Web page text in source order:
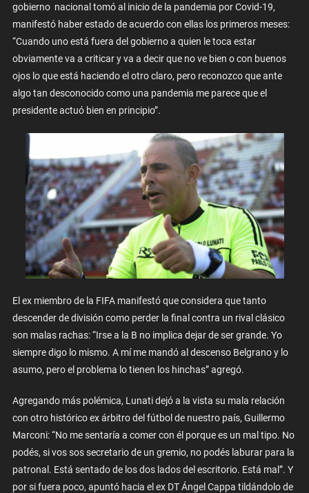
gobierno nacional tomó al inicio de la pandemia por Covid-19,
manifestó haber estado de acuerdo con ellas los primeros meses:
“Cuando uno está fuera del gobierno a quien le toca estar
obviamente va a criticar y va a decir que no ve bien o con buenos
ojos lo que está haciendo el otro claro, pero reconozco que ante
algo tan desconocido como una pandemia me parece que el
presidente actuó bien en principio”.
El ex miembro de la FIFA manifestó que considera que tanto
descender de división como perder la final contra un rival clásico
son malas rachas: “Irse a la B no implica dejar de ser grande. Yo
siempre digo lo mismo. A mí me mandó al descenso Belgrano y lo
asumo, pero el problema lo tienen los hinchas” agregó.
Agregando más polémica, Lunati dejó a la vista su mala relación
con otro histórico ex árbitro del fútbol de nuestro país, Guillermo
Marconi: “No me sentaría a comer con él porque es un mal tipo. No
podés, si vos sos secretario de un gremio, no podés laburar para la
patronal. Está sentado de los dos lados del escritorio. Está mal”. Y
por si fuera poco, apuntó hacia el ex DT Ángel Cappa tildándolo de